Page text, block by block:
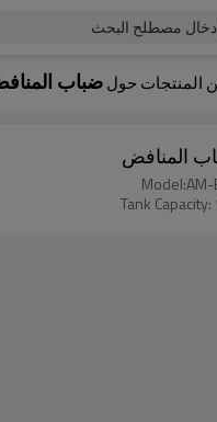
مصطلح البحث
المنتجات حولضباب
المنافض
Model:AM-
Tank Capacity: